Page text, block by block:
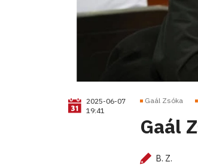
2025-06-07
19:41
Gaál Zsóka
Gaál
B. Z.